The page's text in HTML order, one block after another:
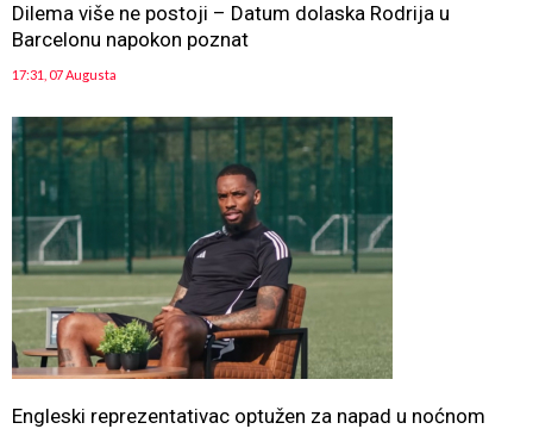
Dilema više ne postoji – Datum dolaska Rodrija u
Barcelonu napokon poznat
17:31, 07 Augusta
Engleski reprezentativac optužen za napad u noćnom